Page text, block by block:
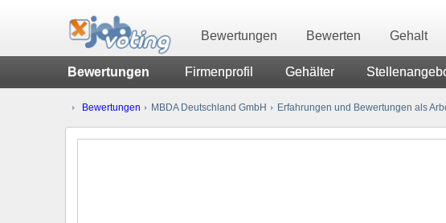
Bewertungen Bewerten Gehalt
Bewertungen Firmenprofil Gehälter
Bewertungen MBDA Deutschland GmbH Erfahrungen und Bewertungen als